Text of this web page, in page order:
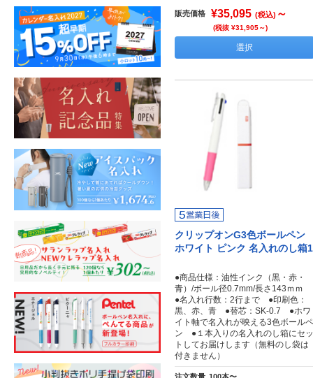
販売価格 ¥35,095 (税込) ～
(税抜 ¥31,905～)
選択
クリップオンG3色ボールペン
ホワイト ピンク 名入れのし箱1
●商品仕様：油性インク（黒・赤・
青）/ボール径0.7mm/長さ143ｍｍ
●名入れ行数：2行まで ●印刷色：
黒、赤、青 ●替芯：SK-0.7 ●ホワ
イト軸で名入れが映える3色ボールペ
ン ●１本入りの名入れのし箱にセッ
トしてお届けします（無料のし袋は
付きません）